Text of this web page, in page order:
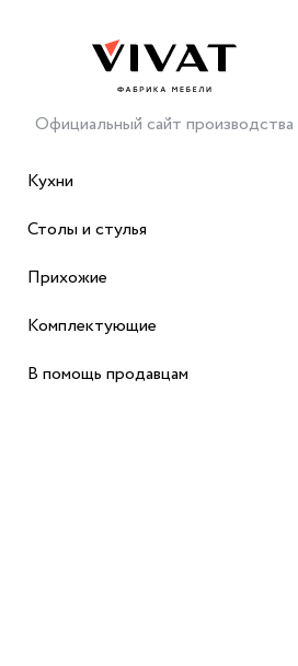
Официальный сайт производства
Кухни
Столы и стулья
Прихожие
Комплектующие
В помощь продавцам